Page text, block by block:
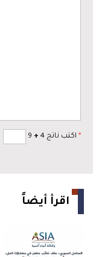
* اكتب ناتج 4 +
اقرأ أيضاً